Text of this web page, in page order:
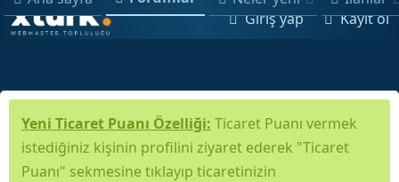
Giriş yap Kayıt ol
Yeni Ticaret Puanı Özelliği: Ticaret Puanı vermek
istediğiniz kişinin profilini ziyaret ederek "Ticaret
Puanı" sekmesine tıklayıp ticaretinizin